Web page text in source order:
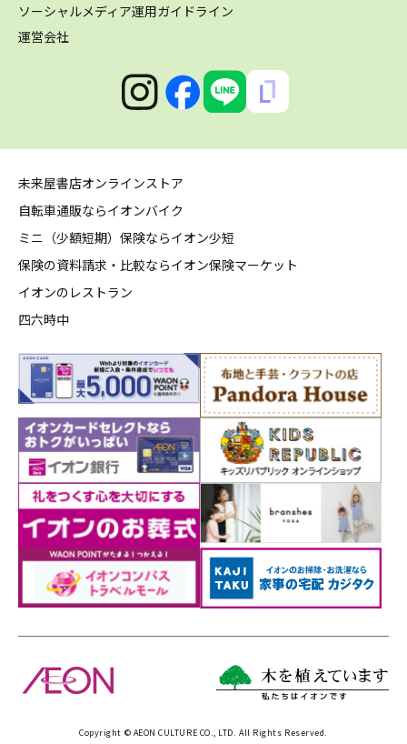
ソーシャルメディア運用ガイドライン
運営会社
未来屋書店オンラインストア
自転車通販ならイオンバイク
ミニ（少額短期）保険ならイオン少短
保険の資料請求・比較ならイオン保険マーケット
イオンのレストラン
四六時中
Copyright © AEON CULTURE CO., LTD. All Rights Reserved.